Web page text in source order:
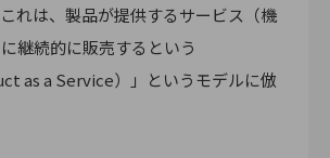
れは、製品が提供するサービス（機
継続的に販売するという
as a Service）」というモデルに倣